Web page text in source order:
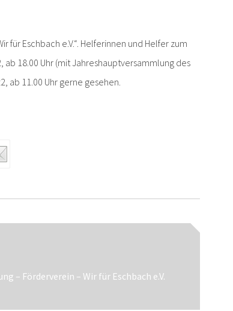
für Eschbach e.V.“. Helferinnen und Helfer zum
ab 18.00 Uhr (mit Jahreshauptversammlung des
ab 11.00 Uhr gerne gesehen.
– Förderverein – Wir für Eschbach e.V.